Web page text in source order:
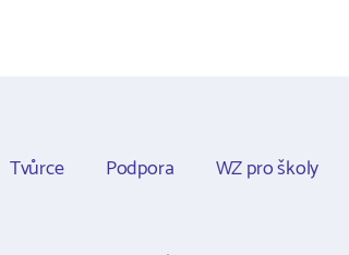
Tvůrce Podpora WZ pro školy